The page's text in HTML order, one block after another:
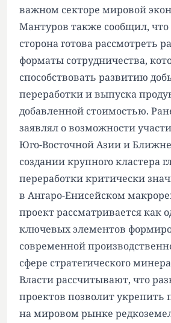
важном секторе мировой
Мантуров также сообщил, что
сторона готова рассмотреть
форматы сотрудничества,
способствовать развитию
переработки и выпуска
добавленной стоимостью.
заявлял о возможности
Юго-Восточной Азии и
создании крупного кластера
переработки критически
в Ангаро-Енисейском
проект рассматривается как
ключевых элементов
современной
сфере стратегического
Власти рассчитывают, что
проектов позволит укрепить
на мировом рынке